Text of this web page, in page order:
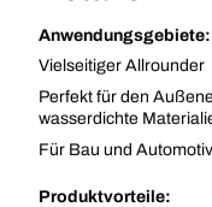
Anwendungsgebiete:
Vielseitiger Allrounder
Perfekt für den
wasserdichte
Für Bau und
Produktvorteile: